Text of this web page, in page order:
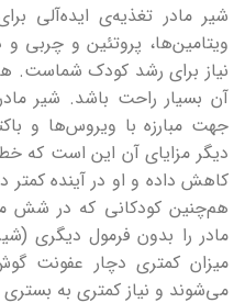
شیر مادر تغذیه‌ی ایده‌آلی
ویتامین‌ها، پروتئین و چربی و
نیاز برای رشد کودک
آن بسیار راحت باشد. شیر
جهت مبارزه با ویروس‌ها و
دیگر مزایای آن این است که
کاهش داده و او در آینده
هم‌چنین کودکانی که در شش
مادر را بدون فرمول دیگری
میزان کمتری دچار عفونت
می‌شوند و نیاز کمتری به بستری